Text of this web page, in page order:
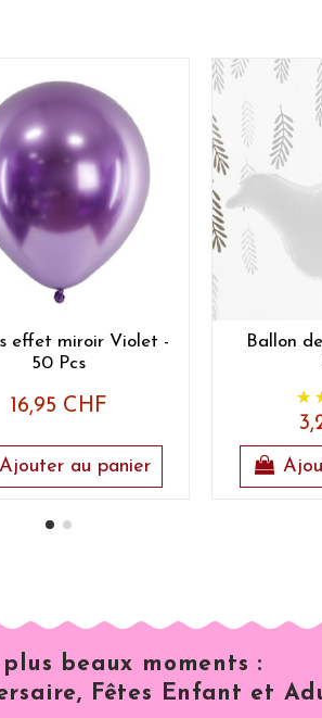
effet miroir Violet -
50 Pcs
16,95 CHF
Ajouter au panier
Ballon
plus beaux moments :
Fêtes Enfant et